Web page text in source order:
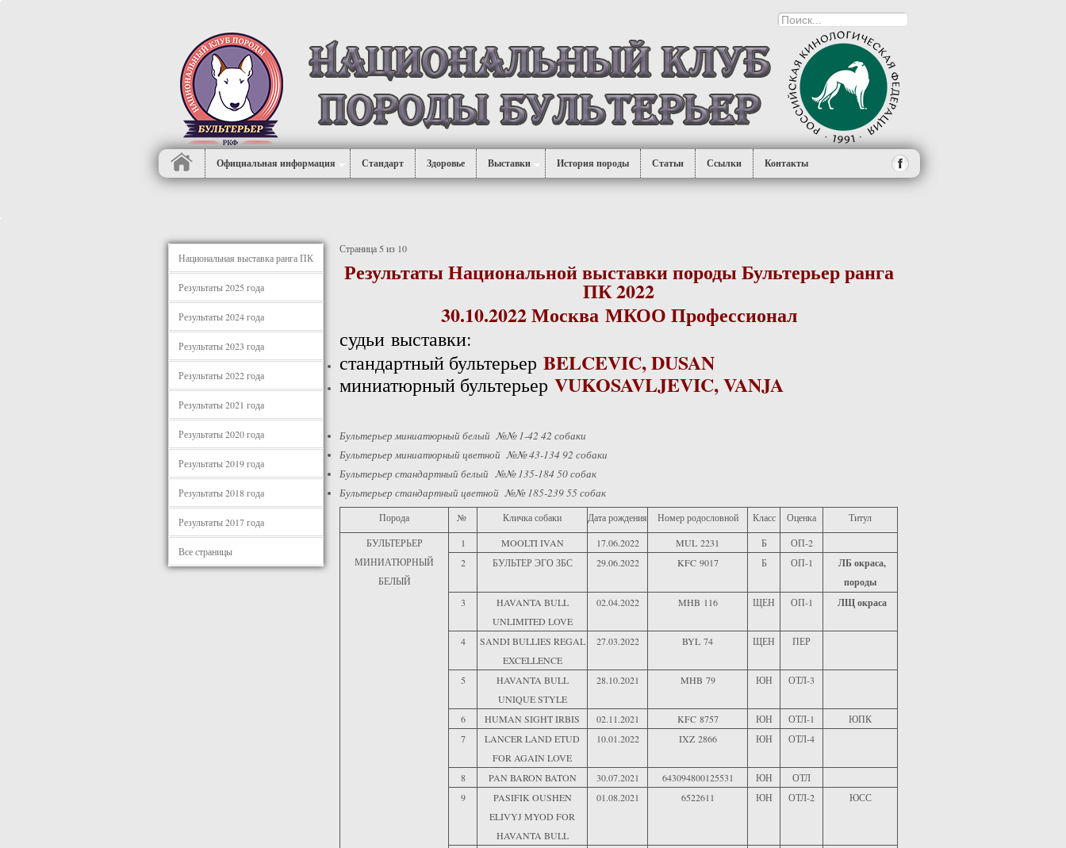
Официальная информация Стандарт Здоровье Выставки История породы Статьи Ссылки Контакты
Национальная выставка ранга ПК
Результаты 2025 года
Результаты 2024 года
Результаты 2023 года
Результаты 2022 года
Результаты 2021 года
Результаты 2020 года
Результаты 2019 года
Результаты 2018 года
Результаты 2017 года
Все страницы
Страница 5 из 10
Результаты Национальной выставки породы Бультерьер ранга
ПК 2022
30.10.2022 Москва МКОО Профессионал
судьи выставки:
стандартный бультерьер BELCEVIC, DUSAN
миниатюрный бультерьер VUKOSAVLJEVIC, VANJA
Бультерьер миниатюрный белый №№ 1-42 42 собаки
Бультерьер миниатюрный цветной №№ 43-134 92 собаки
Бультерьер стандартный белый №№ 135-184 50 собак
Бультерьер стандартный цветной №№ 185-239 55 собак
Порода № Кличка собаки Дата рождения Номер родословной Класс Оценка
Титул
БУЛЬТЕРЬЕР
МИНИАТЮРНЫЙ
БЕЛЫЙ
1 MOOLTI IVAN 17.06.2022 MUL 2231 Б
ОП-2
2
БУЛЬТЕР ЭГО ЗБС 29.06.2022 KFC 9017 Б ОП-1
ЛБ окраса,
породы
3
HAVANTA BULL
UNLIMITED LOVE
02.04.2022 MHB 116 ЩЕН ОП-1 ЛЩ окраса
4
SANDI BULLIES REGAL
EXCELLENCE
27.03.2022 BYL 74 ЩЕН ПЕР
5
HAVANTA BULL
UNIQUE STYLE
28.10.2021 MHB 79 ЮН ОТЛ-3
6 HUMAN SIGHT IRBIS 02.11.2021 KFC 8757 ЮН ОТЛ-1
ЮПК
7
LANCER LAND ETUD
FOR AGAIN LOVE
10.01.2022 IXZ 2866 ЮН ОТЛ-4
8 PAN BARON BATON 30.07.2021 643094800125531 ЮН
ОТЛ
9
PASIFIK OUSHEN
ELIVYJ MYOD FOR
HAVANTA BULL
01.08.2021 6522611 ЮН ОТЛ-2 ЮСС